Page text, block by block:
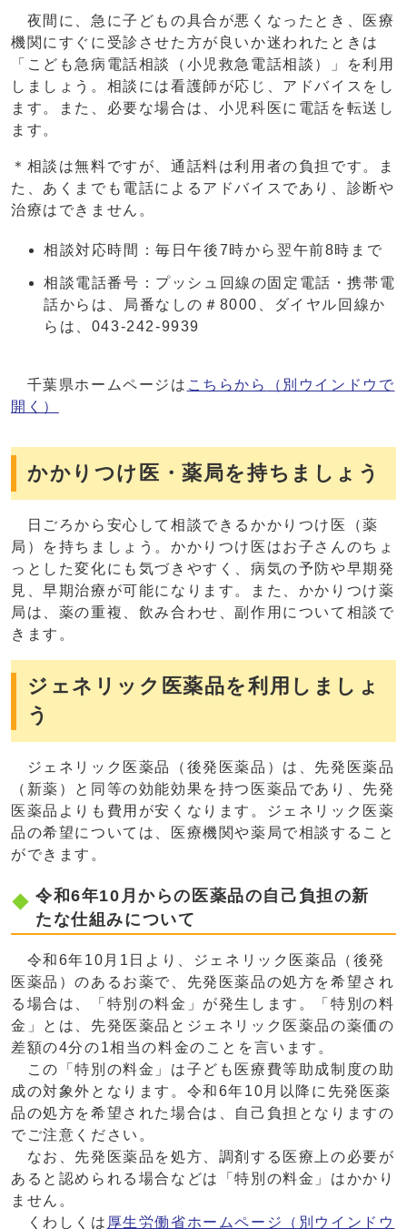
夜間に、急に子どもの具合が悪くなったとき、医療
機関にすぐに受診させた方が良いか迷われたときは
「こども急病電話相談（小児救急電話相談）」を利用
しましょう。相談には看護師が応じ、アドバイスをし
ます。また、必要な場合は、小児科医に電話を転送し
ます。
＊相談は無料ですが、通話料は利用者の負担です。ま
た、あくまでも電話によるアドバイスであり、診断や
治療はできません。
相談対応時間：毎日午後7時から翌午前8時まで
相談電話番号：プッシュ回線の固定電話・携帯電
話からは、局番なしの＃8000、ダイヤル回線か
らは、043-242-9939
千葉県ホームページは こちらから
（別ウインドウで
開く）
かかりつけ医・薬局を持ちましょう
日ごろから安心して相談できるかかりつけ医（薬
局）を持ちましょう。かかりつけ医はお子さんのちょ
っとした変化にも気づきやすく、病気の予防や早期発
見、早期治療が可能になります。また、かかりつけ薬
局は、薬の重複、飲み合わせ、副作用について相談で
きます。
ジェネリック医薬品を利用しましょ
う
ジェネリック医薬品（後発医薬品）は、先発医薬品
（新薬）と同等の効能効果を持つ医薬品であり、先発
医薬品よりも費用が安くなります。ジェネリック医薬
品の希望については、医療機関や薬局で相談すること
ができます。
令和6年10月からの医薬品の自己負担の新
たな仕組みについて
令和6年10月1日より、ジェネリック医薬品（後発
医薬品）のあるお薬で、先発医薬品の処方を希望され
る場合は、「特別の料金」が発生します。「特別の料
金」とは、先発医薬品とジェネリック医薬品の薬価の
差額の4分の1相当の料金のことを言います。
この「特別の料金」は子ども医療費等助成制度の助
成の対象外となります。令和6年10月以降に先発医薬
品の処方を希望された場合は、自己負担となりますの
でご注意ください。
なお、先発医薬品を処方、調剤する医療上の必要が
あると認められる場合などは「特別の料金」はかかり
ません。
くわしくは 厚生労働省ホームページ （別ウインドウ